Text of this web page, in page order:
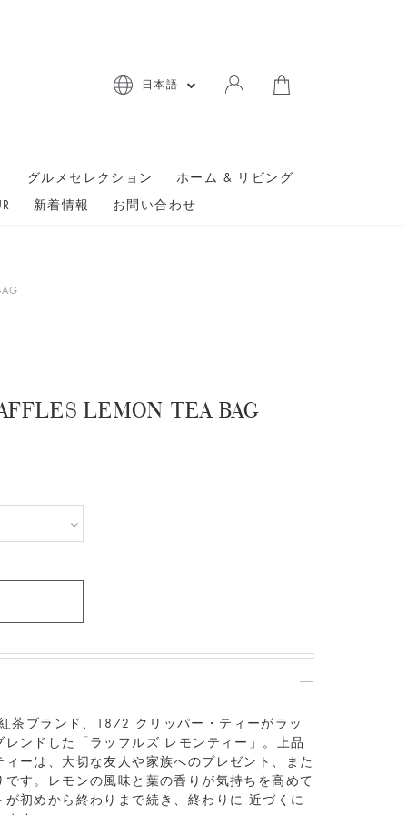
日本語
グルメセレクション ホーム & リビング
新着情報 お問い合わせ
LEMON TEA BAG
茶ブランド、 1872 クリッパー・ティーがラッ
レンドした「ラッフルズ レモンティー」。上品
ーは、大切な友人や家族へのプレゼント、また
す。レモンの風味と葉の香りが気持ちを高めて
が初めから終わりまで続き、終わりに 近づくに